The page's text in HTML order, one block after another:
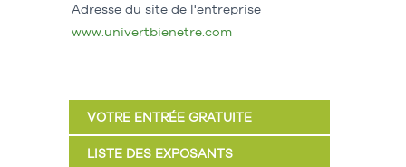
Adresse du site de l'entreprise
www.univertbienetre.com
VOTRE ENTRÉE GRATUITE
LISTE DES EXPOSANTS